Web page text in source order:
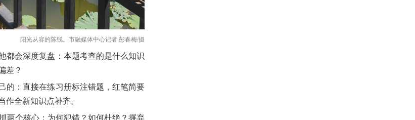
阳光从容的陈锐。市融媒体中心记者 彭春梅/摄
都会深度复盘：本题考查的是什么知识
差？
的：直接在练习册标注错题，红笔简要
全新知识点补齐。
两个核心：为何犯错？如何杜绝？摒弃